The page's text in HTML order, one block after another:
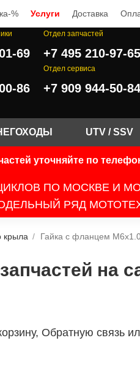
% Услуги Доставка
69
Отдел запчастей
+7 495 210-97-65
86
Отдел сервиса
+7 909 944-50-84
UTV / SSV
уточняйте по
ПО МОСКВЕ И
РЯД
крыла / Гайка с фланцем
на
Обратную связь